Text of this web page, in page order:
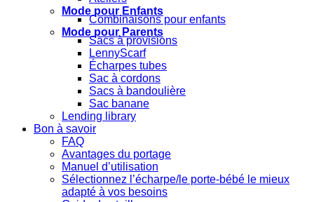
Mode pour Enfants
Combinaisons pour enfants
Mode pour Parents
Sacs à provisions
LennyScarf
Écharpes tubes
Sac à cordons
Sacs à bandoulière
Sac banane
Lending library
Bon à savoir
FAQ
Avantages du portage
Manuel d’utilisation
Sélectionnez l’écharpe/le porte-bébé le mieux
adapté à vos besoins